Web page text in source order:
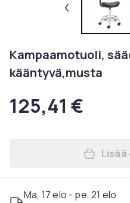
Kampaamotuoli,
kääntyvä,musta
125,41 €
Ma, 17 elo - pe, 21 elo